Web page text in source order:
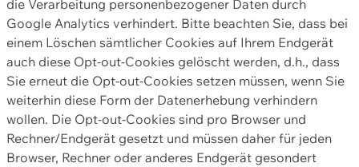
die Verarbeitung personenbezogener Daten durch
Google Analytics verhindert. Bitte beachten Sie, dass bei
einem Löschen sämtlicher Cookies auf Ihrem Endgerät
auch diese Opt-out-Cookies gelöscht werden, d.h., dass
Sie erneut die Opt-out-Cookies setzen müssen, wenn Sie
weiterhin diese Form der Datenerhebung verhindern
wollen. Die Opt-out-Cookies sind pro Browser und
Rechner/Endgerät gesetzt und müssen daher für jeden
Browser, Rechner oder anderes Endgerät gesondert